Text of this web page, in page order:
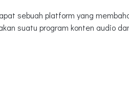
sebuah platform yang
suatu program konten audio